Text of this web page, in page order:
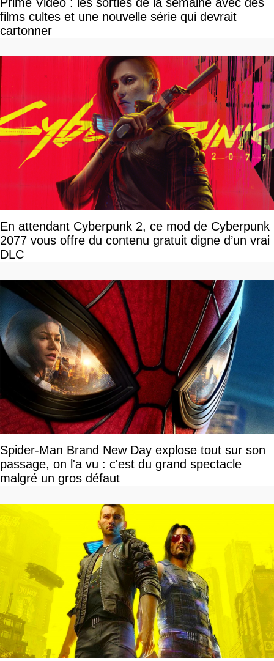
films cultes et une nouvelle série qui devrait
cartonner
En attendant Cyberpunk 2, ce mod de Cyberpunk
2077 vous offre du contenu gratuit digne d’un vrai
DLC
Spider-Man Brand New Day explose tout sur son
passage, on l'a vu : c'est du grand spectacle
malgré un gros défaut